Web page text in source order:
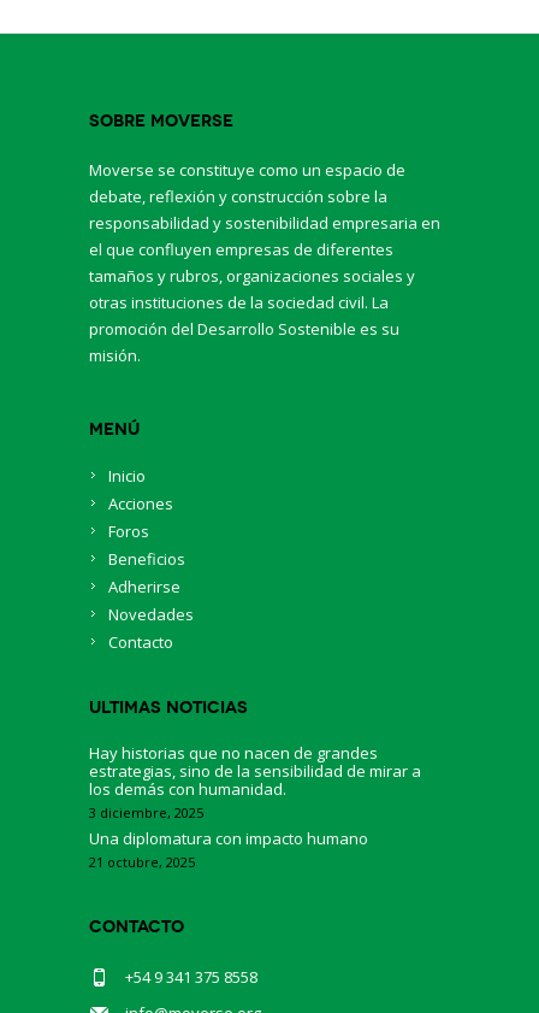
Sobre Moverse
Moverse se constituye como un espacio de
debate, reflexión y construcción sobre la
responsabilidad y sostenibilidad empresaria en
el que confluyen empresas de diferentes
tamaños y rubros, organizaciones sociales y
otras instituciones de la sociedad civil. La
promoción del Desarrollo Sostenible es su
misión.
Menú
Inicio
Acciones
Foros
Beneficios
Adherirse
Novedades
Contacto
Ultimas Noticias
Hay historias que no nacen de grandes
estrategias, sino de la sensibilidad de mirar a
los demás con humanidad.
3 diciembre, 2025
Una diplomatura con impacto humano
21 octubre, 2025
Contacto
+54 9 341 375 8558